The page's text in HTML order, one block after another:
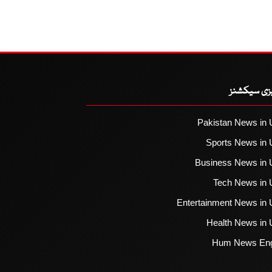
سیکشنز
Pakistan News in
Sports News in
Business News in
Tech News in
Entertainment News in
Health News in
Hum News